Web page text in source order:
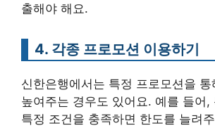
출해야 해요.
4. 각종 프로모션 이용하기
신한은행에서는 특정 프로모션을
높여주는 경우도 있어요. 예를 들어,
특정 조건을 충족하면 한도를 늘려